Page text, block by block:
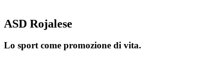
ASD Rojalese
Lo sport come promozione di vita.